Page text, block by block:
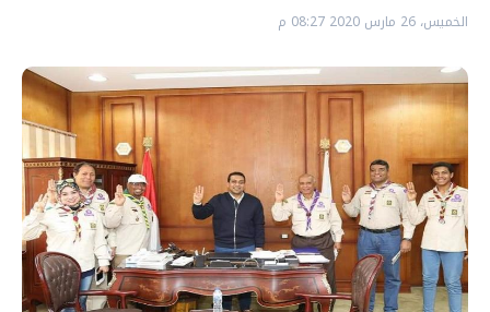
الخميس، 26 مارس 2020 08:27 م